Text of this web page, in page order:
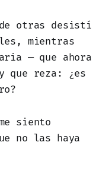
otras desistí
mientras
— que ahora
que reza: ¿es
siento
no las haya